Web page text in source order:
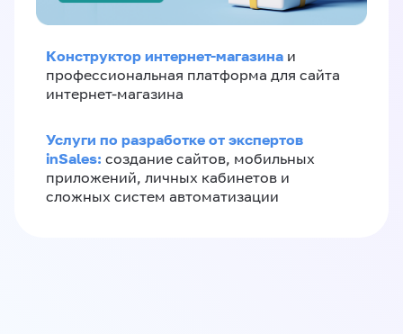
Конструктор интернет-магазина и
профессиональная платформа для сайта
интернет-магазина
Услуги по разработке от экспертов
inSales: создание сайтов, мобильных
приложений, личных кабинетов и
сложных систем автоматизации